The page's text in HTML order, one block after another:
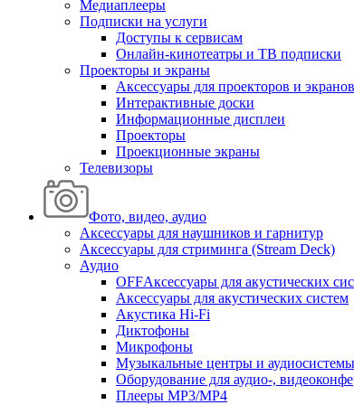
Медиаплееры
Подписки на услуги
Доступы к сервисам
Онлайн-кинотеатры и ТВ подписки
Проекторы и экраны
Аксессуары для проекторов и экранов
Интерактивные доски
Информационные дисплеи
Проекторы
Проекционные экраны
Телевизоры
Фото, видео, аудио
Аксессуары для наушников и гарнитур
Аксессуары для стриминга (Stream Deck)
Аудио
OFFАксессуары для акустических
Аксессуары для акустических систем
Акустика Hi-Fi
Диктофоны
Микрофоны
Музыкальные центры и аудиосистемы
Оборудование для аудио-,
Плееры MP3/MP4